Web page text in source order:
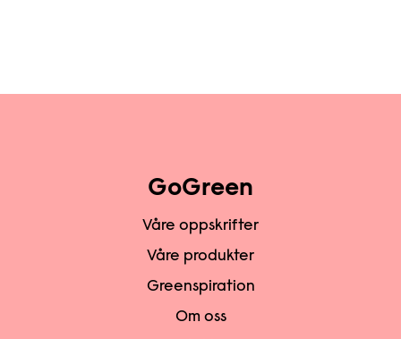
GoGreen
Våre oppskrifter
Våre produkter
Greenspiration
Om oss